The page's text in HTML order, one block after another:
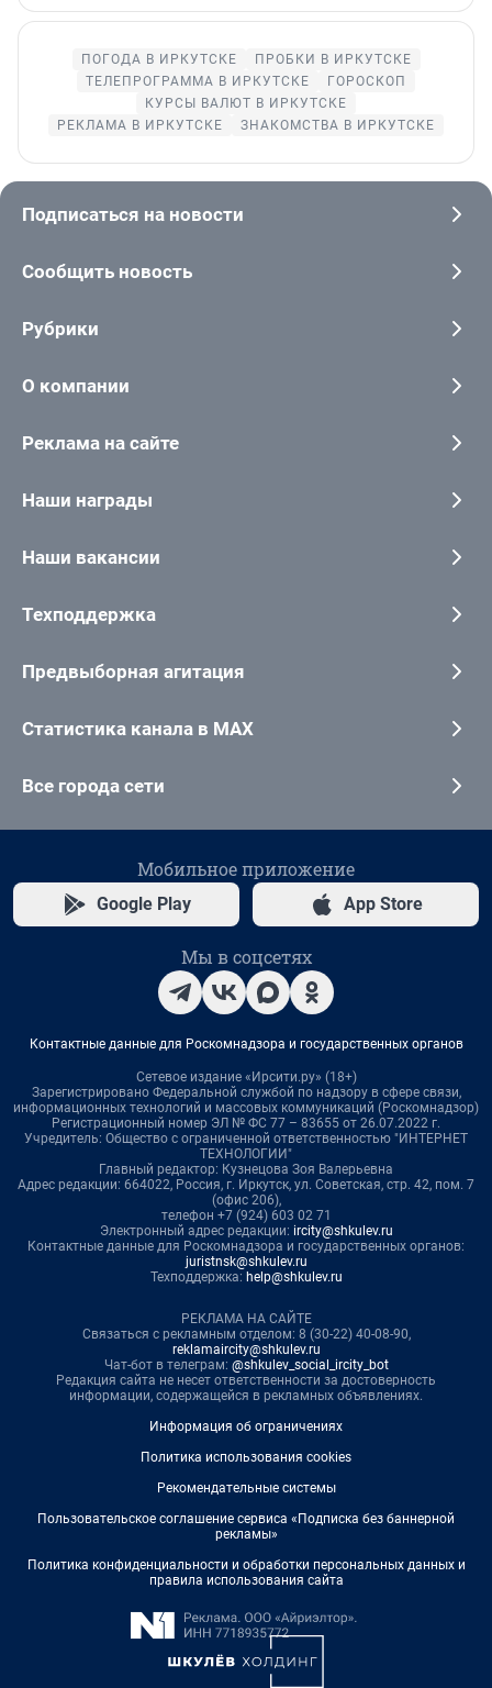
ПОГОДА В ИРКУТСКЕ
ПРОБКИ В ИРКУТСКЕ
ТЕЛЕПРОГРАММА В ИРКУТСКЕ
ГОРОСКОП
КУРСЫ ВАЛЮТ В ИРКУТСКЕ
РЕКЛАМА В ИРКУТСКЕ
ЗНАКОМСТВА В ИРКУТСКЕ
Подписаться на новости
Сообщить новость
Рубрики
О компании
Реклама на сайте
Наши награды
Наши вакансии
Техподдержка
Предвыборная агитация
Статистика канала в MAX
Все города сети
Мобильное приложение
Google Play App Store
Мы в соцсетях
Контактные данные для Роскомнадзора и государственных органов
Сетевое издание «Ирсити.ру» (18+)
Зарегистрировано Федеральной службой по надзору в сфере связи,
информационных технологий и массовых коммуникаций (Роскомнадзор)
Регистрационный номер ЭЛ № ФС 77 – 83655 от 26.07.2022 г.
Учредитель: Общество с ограниченной ответственностью "ИНТЕРНЕТ
ТЕХНОЛОГИИ"
Главный редактор: Кузнецова Зоя Валерьевна
Адрес редакции: 664022, Россия, г. Иркутск, ул. Советская, стр. 42, пом. 7
(офис 206),
телефон +7 (924) 603 02 71
Электронный адрес редакции: ircity@shkulev.ru
Контактные данные для Роскомнадзора и государственных органов:
juristnsk@shkulev.ru
Техподдержка: help@shkulev.ru
РЕКЛАМА НА САЙТЕ
Связаться с рекламным отделом: 8 (30-22) 40-08-90,
reklamaircity@shkulev.ru
Чат-бот в телеграм: @shkulev_social_ircity_bot
Редакция сайта не несет ответственности за достоверность
информации, содержащейся в рекламных объявлениях.
Информация об ограничениях
Политика использования cookies
Рекомендательные системы
Пользовательское соглашение сервиса «Подписка без баннерной
рекламы»
Политика конфиденциальности и обработки персональных данных и
правила использования сайта